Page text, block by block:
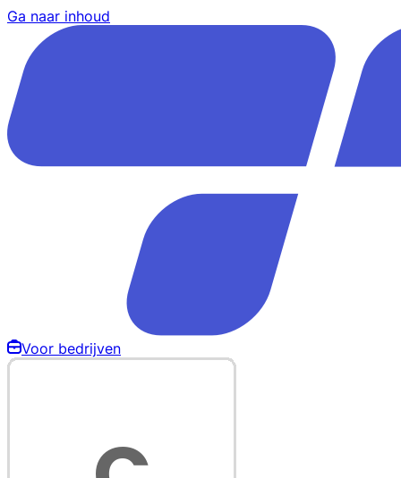
Ga naar inhoud
Voor bedrijven